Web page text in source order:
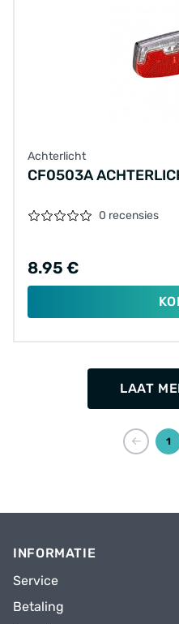
Achterlicht
CF0503A
0 recensies
8.95 €
LAAT
1
INFORMATIE
Service
Betaling